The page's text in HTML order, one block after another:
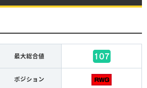
最大総合値
ポジション